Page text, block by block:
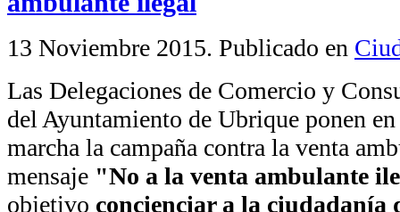
13 Noviembre 2015. Publicado en
Las Delegaciones de Comercio y
del Ayuntamiento de Ubrique ponen en
marcha la campaña contra la venta
mensaje "No a la venta ambulante
objetivo concienciar a la ciudadanía